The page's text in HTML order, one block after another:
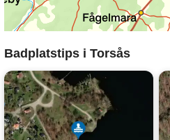
Badplatstips i Torsås